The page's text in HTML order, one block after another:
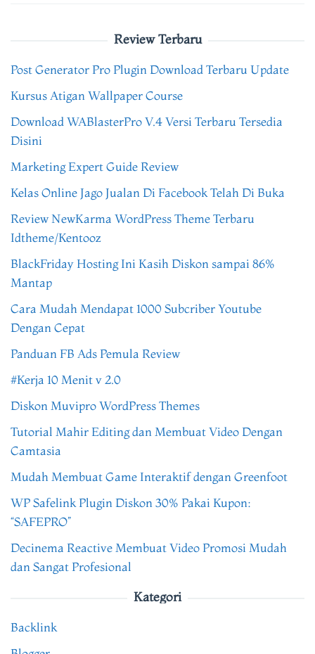
Review Terbaru
Post Generator Pro Plugin Download Terbaru Update
Kursus Atigan Wallpaper Course
Download WABlasterPro V.4 Versi Terbaru Tersedia
Disini
Marketing Expert Guide Review
Kelas Online Jago Jualan Di Facebook Telah Di Buka
Review NewKarma WordPress Theme Terbaru
Idtheme/Kentooz
BlackFriday Hosting Ini Kasih Diskon sampai 86%
Mantap
Cara Mudah Mendapat 1000 Subcriber Youtube
Dengan Cepat
Panduan FB Ads Pemula Review
#Kerja 10 Menit v 2.0
Diskon Muvipro WordPress Themes
Tutorial Mahir Editing dan Membuat Video Dengan
Camtasia
Mudah Membuat Game Interaktif dengan Greenfoot
WP Safelink Plugin Diskon 30% Pakai Kupon:
“SAFEPRO”
Decinema Reactive Membuat Video Promosi Mudah
dan Sangat Profesional
Kategori
Backlink